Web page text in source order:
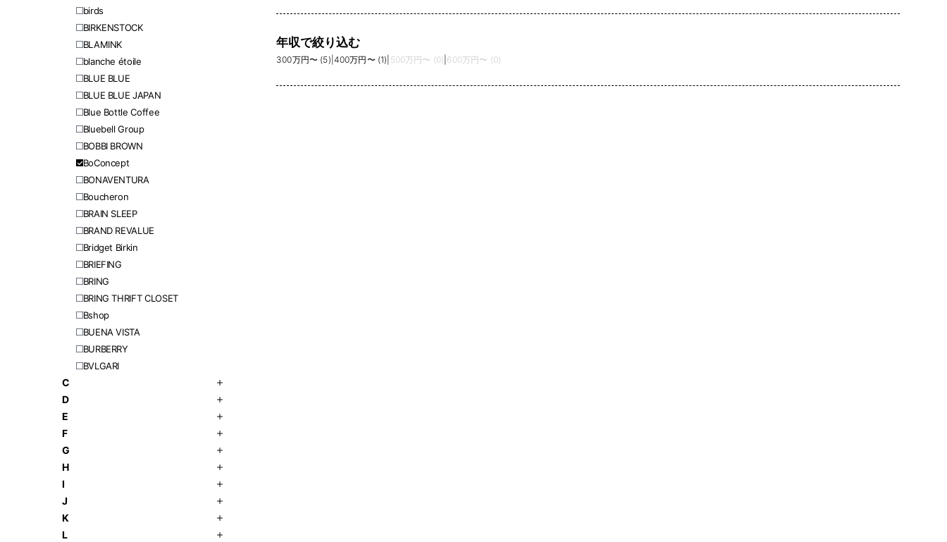
birds
BIRKENSTOCK
BLAMINK
blanche étoile
BLUE BLUE
BLUE BLUE JAPAN
Blue Bottle Coffee
Bluebell Group
BOBBI BROWN
BoConcept
BONAVENTURA
Boucheron
BRAIN SLEEP
BRAND REVALUE
Bridget Birkin
BRIEFING
BRING
BRING THRIFT CLOSET
Bshop
BUENA VISTA
BURBERRY
BVLGARI
C
D
E
F
G
H
I
J
K
L
年収で絞り込む
300万円〜 (5) 400万円〜 (1) 500万円〜 (0) 600万円〜 (0)